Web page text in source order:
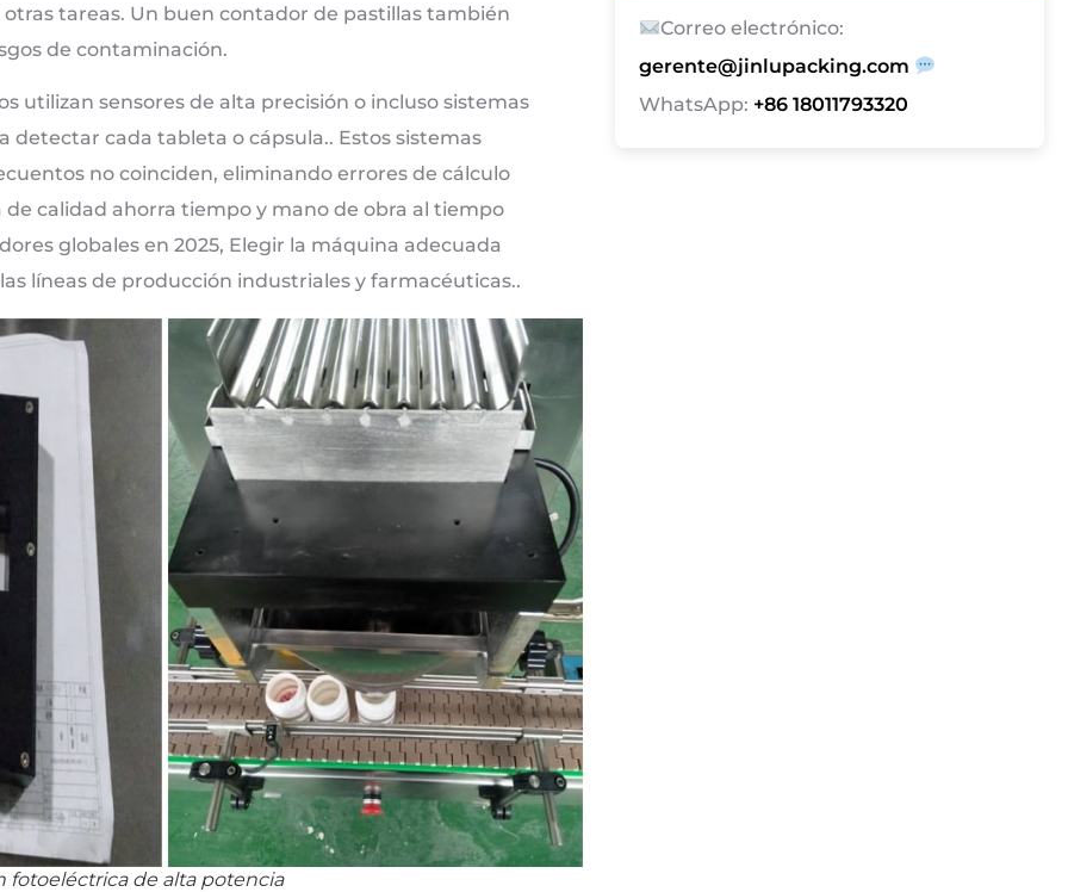
Correo electrónico:
gerente@jinlupacking.com
WhatsApp: +86 18011793320
tareas. Un buen contador de pastillas también
de contaminación.
utilizan sensores de alta precisión o incluso sistemas
detectar cada tableta o cápsula.. Estos sistemas
no coinciden, eliminando errores de cálculo
calidad ahorra tiempo y mano de obra al tiempo
globales en 2025, Elegir la máquina adecuada
líneas de producción industriales y farmacéuticas..
fotoeléctrica de alta potencia